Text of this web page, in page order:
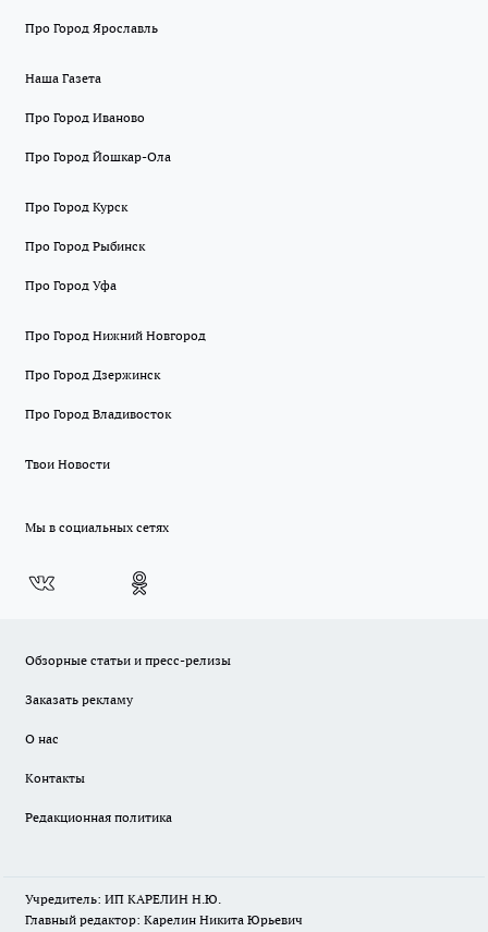
Про Город Ярославль
Наша Газета
Про Город Иваново
Про Город Йошкар-Ола
Про Город Курск
Про Город Рыбинск
Про Город Уфа
Про Город Нижний Новгород
Про Город Дзержинск
Про Город Владивосток
Твои Новости
Мы в социальных сетях
Обзорные статьи и пресс-релизы
Заказать рекламу
О нас
Контакты
Редакционная политика
Учредитель: ИП КАРЕЛИН Н.Ю.
Главный редактор: Карелин Никита Юрьевич